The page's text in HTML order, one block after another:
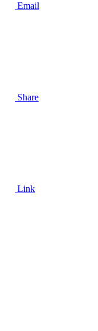
Email
Share
Link